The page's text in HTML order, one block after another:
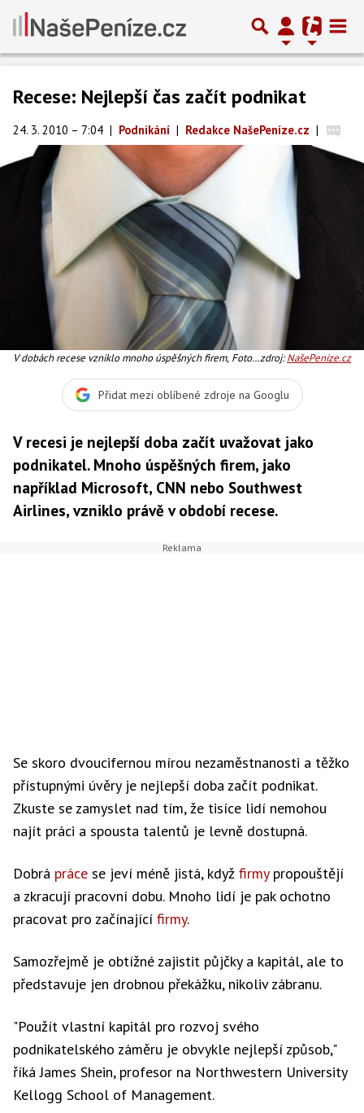
Recese: Nejlepší čas začít podnikat
24. 3. 2010 – 7:04 | Podnikání | Redakce NašePeníze.cz |
V dobách recese vzniklo mnoho úspěšných firem, Foto: zdroj:NašePeníze.cz
Přidat mezi oblíbené zdroje na Googlu
V recesi je nejlepší doba začít uvažovat jako
podnikatel. Mnoho úspěšných firem, jako
například Microsoft, CNN nebo Southwest
Airlines, vzniklo právě v období recese.
Se skoro dvoucifernou mírou nezaměstnanosti a těžko
přístupnými úvěry je nejlepší doba začít podnikat.
Zkuste se zamyslet nad tím, že tisíce lidí nemohou
najít práci a spousta talentů je levně dostupná.
Dobrá práce se jeví méně jistá, když firmypropouštějí
a zkracují pracovní dobu. Mnoho lidí je pak ochotno
pracovat pro začínající firmy.
Samozřejmě je obtížné zajistit půjčky a kapitál, ale to
představuje jen drobnou překážku, nikoliv zábranu.
"Použít vlastní kapitál pro rozvoj svého
podnikatelského záměru je obvykle nejlepší způsob,"
říká James Shein, profesor na Northwestern University
Kellogg School of Management.